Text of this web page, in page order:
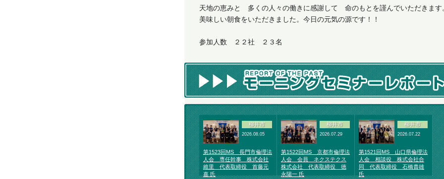
天地の恵みと 多くの人々の働きに感謝して 命のもとを謹んでいただきます
美味しい朝食をいただきました。今日の元気の源です！！
参加人数 ２２社 ２３名
柳井市
2026.08.05
第1523回MS 長門市倫理法
人会 専任幹事 株式会社
維里 代表取締役 首藤元
嘉 氏
柳井市
2026.07.29
第1522回MS 京都市倫理法
人会 会員 ネクステクス
株式会社 代表取締役 徳
永陽一 氏
柳井市
2026.07.22
第1521回MS 山口県倫理法
人会 相談役 株式会社合
同 代表取締役 石橋貴雄
氏